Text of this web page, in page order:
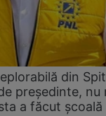
din
președinte, nu
a făcut școală